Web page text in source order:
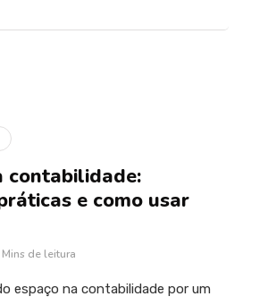
contabilidade:
e como usar
Mins de leitura
espaço na contabilidade por um